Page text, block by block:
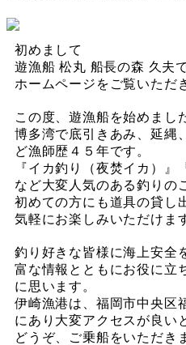
初めまして
遊漁船 松丸 船長の森 久夫で
ホームページをご覧いただ
この度、遊漁船を始めまし
博多湾で底引きあみ、延縄
ど漁師歴４５年です。
『イカ釣り（夜焚イカ）』
など大変人気のある釣りの
初めての方にも道具の貸し
気軽にお楽しみいただけま
釣り好きな皆様に海上安全
富な情報とともにお役に立
に思います。
伊崎漁港は、福岡市中央区
にあり大変アクセスが良い
どうぞ、ご乗船をいただき